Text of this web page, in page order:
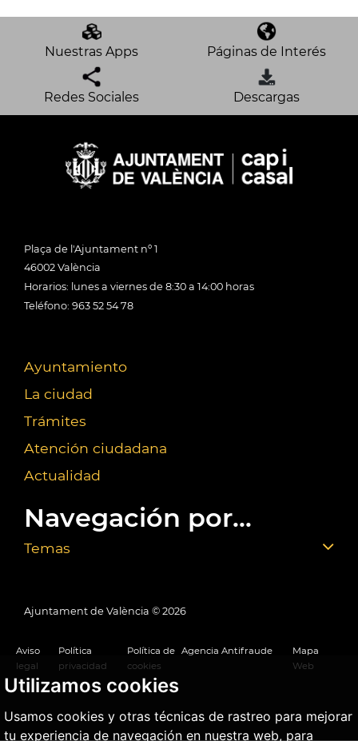
Utilizamos cookies
Usamos cookies y otras técnicas de rastreo para mejorar
tu experiencia de navegación en nuestra web, para
Nuestras Apps Páginas de Interés
Redes Sociales Descargas
Plaça de l'Ajuntament nº 1
46002 València
Horarios: lunes a viernes de 8:30 a 14:00 horas
Teléfono: 963 52 54 78
Ayuntamiento
La ciudad
Trámites
Atención ciudadana
Actualidad
Navegación por...
Temas
Ajuntament de València © 2026
Aviso
legal
Política
privacidad
Política de
cookies
Agencia Antifraude
Mapa
Web